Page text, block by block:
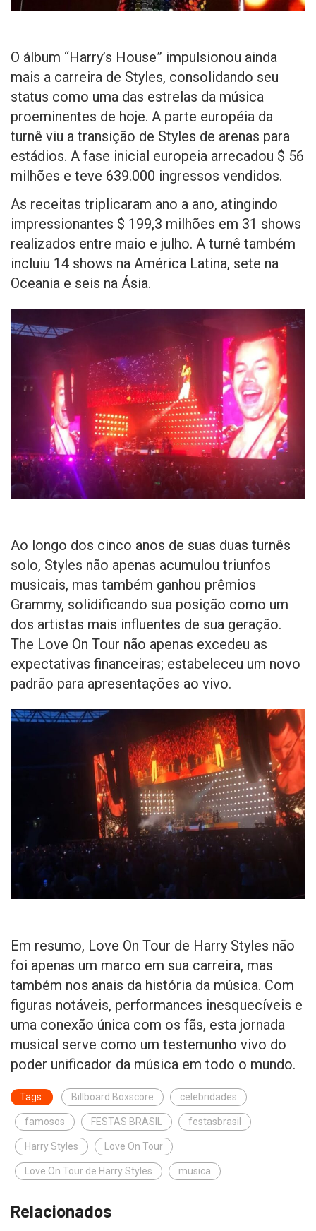
O álbum “Harry’s House” impulsionou ainda
mais a carreira de Styles, consolidando seu
status como uma das estrelas da música
proeminentes de hoje. A parte européia da
turnê viu a transição de Styles de arenas para
estádios. A fase inicial europeia arrecadou $ 56
milhões e teve 639.000 ingressos vendidos.
As receitas triplicaram ano a ano, atingindo
impressionantes $ 199,3 milhões em 31 shows
realizados entre maio e julho. A turnê também
incluiu 14 shows na América Latina, sete na
Oceania e seis na Ásia.
Ao longo dos cinco anos de suas duas turnês
solo, Styles não apenas acumulou triunfos
musicais, mas também ganhou prêmios
Grammy, solidificando sua posição como um
dos artistas mais influentes de sua geração.
The Love On Tour não apenas excedeu as
expectativas financeiras; estabeleceu um novo
padrão para apresentações ao vivo.
Em resumo, Love On Tour de Harry Styles não
foi apenas um marco em sua carreira, mas
também nos anais da história da música. Com
figuras notáveis, performances inesquecíveis e
uma conexão única com os fãs, esta jornada
musical serve como um testemunho vivo do
poder unificador da música em todo o mundo.
Tags: Billboard Boxscore celebridades
famosos FESTAS BRASIL festasbrasil
Harry Styles Love On Tour
Love On Tour de Harry Styles musica
Relacionados